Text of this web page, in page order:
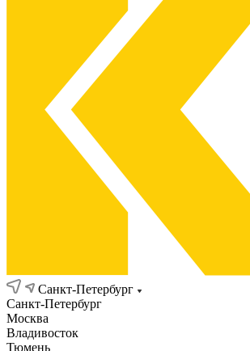
Санкт-Петербург
Санкт-Петербург
Москва
Владивосток
Тюмень